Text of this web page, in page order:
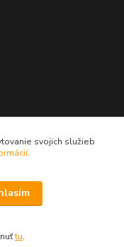
eko hračkami a doplnkami
svojich služieb
.
tu.